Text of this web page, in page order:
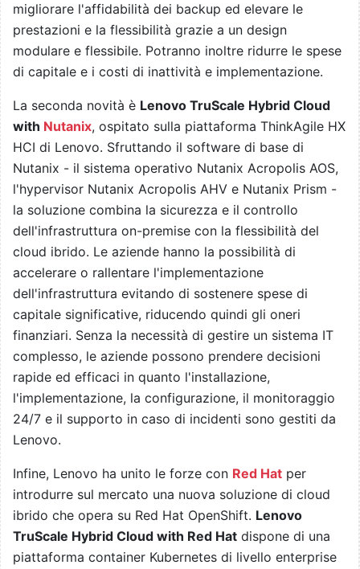
migliorare l'affidabilità dei backup ed elevare le
prestazioni e la flessibilità grazie a un design
modulare e flessibile. Potranno inoltre ridurre le spese
di capitale e i costi di inattività e implementazione.
La seconda novità è Lenovo TruScale Hybrid Cloud
with Nutanix, ospitato sulla piattaforma ThinkAgile HX
HCI di Lenovo. Sfruttando il software di base di
Nutanix - il sistema operativo Nutanix Acropolis AOS,
l'hypervisor Nutanix Acropolis AHV e Nutanix Prism -
la soluzione combina la sicurezza e il controllo
dell'infrastruttura on-premise con la flessibilità del
cloud ibrido. Le aziende hanno la possibilità di
accelerare o rallentare l'implementazione
dell'infrastruttura evitando di sostenere spese di
capitale significative, riducendo quindi gli oneri
finanziari. Senza la necessità di gestire un sistema IT
complesso, le aziende possono prendere decisioni
rapide ed efficaci in quanto l'installazione,
l'implementazione, la configurazione, il monitoraggio
24/7 e il supporto in caso di incidenti sono gestiti da
Lenovo.
Infine, Lenovo ha unito le forze con Red Hat per
introdurre sul mercato una nuova soluzione di cloud
ibrido che opera su Red Hat OpenShift. Lenovo
TruScale Hybrid Cloud with Red Hat dispone di una
piattaforma container Kubernetes di livello enterprise